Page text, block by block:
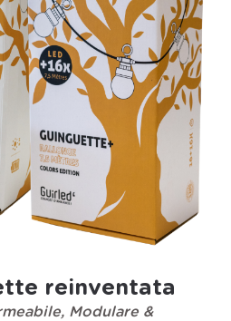
reinventata
Modulare &